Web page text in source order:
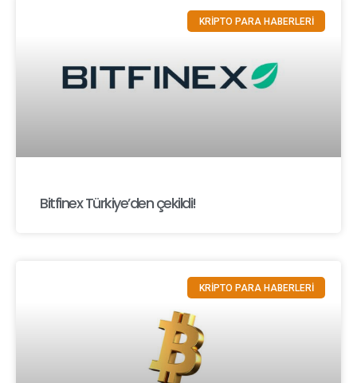
KRİPTO PARA HABERLERİ
Bitfinex Türkiye’den çekildi!
KRİPTO PARA HABERLERİ